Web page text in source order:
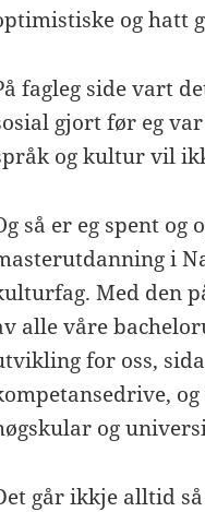
og hatt
fagleg side vart
gjort før eg
og kultur vil
så er eg spent
i
Med den
alle våre
for oss,
og
går ikkje alltid